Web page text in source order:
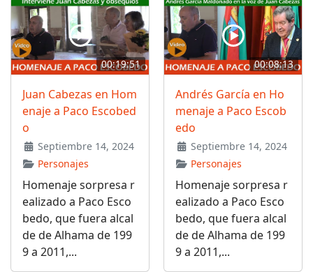
00:19:51
Juan Cabezas en Hom
enaje a Paco Escobed
o
Septiembre 14, 2024
Personajes
Homenaje sorpresa r
ealizado a Paco Esco
bedo, que fuera alcal
de de Alhama de 199
9 a 2011,...
00:08:13
Andrés García en Ho
menaje a Paco Escob
edo
Septiembre 14, 2024
Personajes
Homenaje sorpresa r
ealizado a Paco Esco
bedo, que fuera alcal
de de Alhama de 199
9 a 2011,...